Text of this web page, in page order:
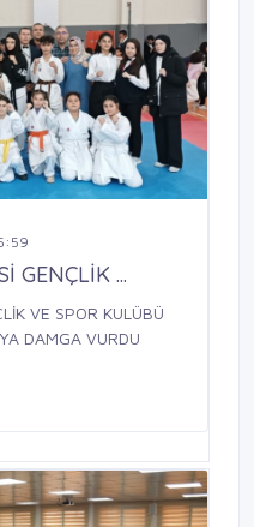
GENÇLİK ...
VE SPOR KULÜBÜ
DAMGA VURDU